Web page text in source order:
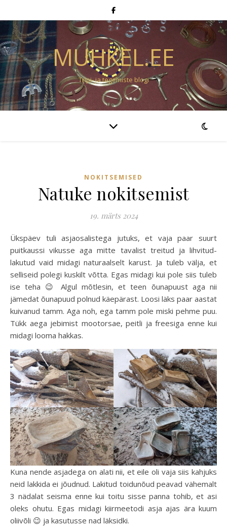
MUHKEL.EE
Tripi- ja tegemiste blogi
NOKITSEMISED
Natuke nokitsemist
19. märts 2024
Ükspäev tuli asjaosalistega jutuks, et vaja paar suurt
puitkaussi vikusse aga mitte tavalist treitud ja lihvitud-
lakutud vaid midagi naturaalselt karust. Ja tuleb välja, et
selliseid polegi kuskilt võtta. Egas midagi kui pole siis tuleb
ise teha 😉 Algul mõtlesin, et teen õunapuust aga nii
jämedat õunapuud polnud käepärast. Loosi läks paar aastat
kuivanud tamm. Aga noh, ega tamm pole miski pehme puu.
Tükk aega jebimist mootorsae, peitli ja freesiga enne kui
midagi looma hakkas.
Kuna nende asjadega on alati nii, et eile oli vaja siis kahjuks
neid lakkida ei jõudnud. Lakitud toidunõud peavad vähemalt
3 nädalat seisma enne kui toitu sisse panna tohib, et asi
oleks ohutu. Egas midagi kiirmeetodi asja ajas ära kuum
oliivõli 😉 ja kasutusse nad läksidki.